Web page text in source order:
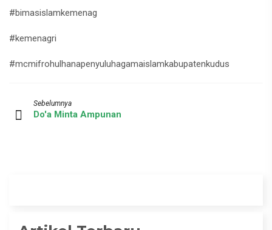
#bimasislamkemenag
#kemenagri
#mcmifrohulhanapenyuluhagamaislamkabupatenkudus
Sebelumnya
Do'a Minta Ampunan